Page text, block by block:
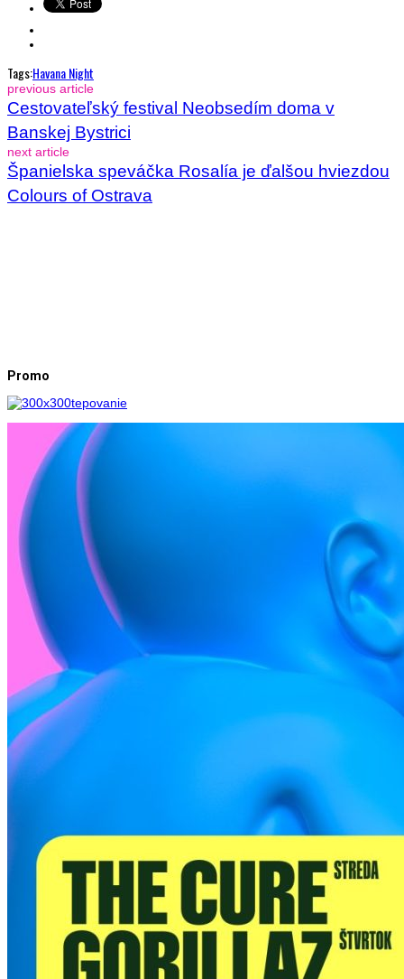
Tags:Havana Night
previous article
Cestovateľský festival Neobsedím doma v
Banskej Bystrici
next article
Španielska speváčka Rosalía je ďalšou hviezdou
Colours of Ostrava
Promo